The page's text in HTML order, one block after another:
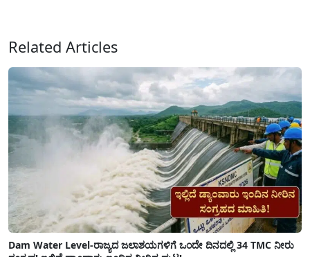
Related Articles
Dam Water Level-ರಾಜ್ಯದ ಜಲಾಶಯಗಳಿಗೆ ಒಂದೇ ದಿನದಲ್ಲಿ 34 TMC ನೀರು